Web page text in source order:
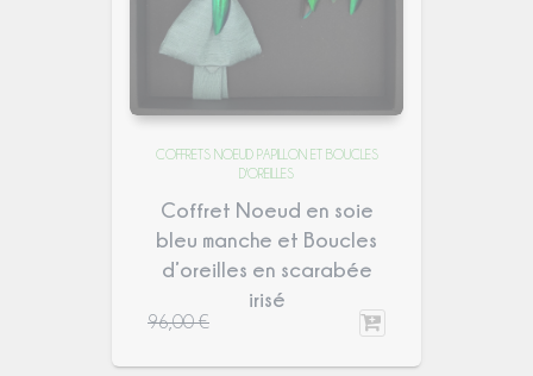
COFFRETS NOEUD PAPILLON ET BOUCLES
D'OREILLES
Coffret Noeud en soie
bleu manche et Boucles
d’oreilles en scarabée
irisé
96,00€